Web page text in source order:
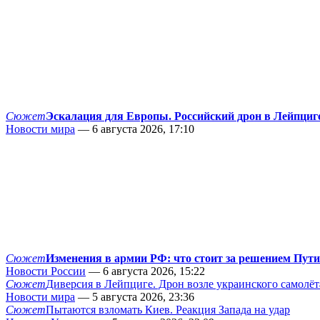
СюжетЭскалация для Европы. Российский дрон в
Новости мира — 6 августа 2026, 17:10
СюжетИзменения в армии РФ: что стоит за решением
Новости России — 6 августа 2026, 15:22
СюжетДиверсия в Лейпциге. Дрон возле украинского
Новости мира — 5 августа 2026, 23:36
СюжетПытаются взломать Киев. Реакция Запада на удар